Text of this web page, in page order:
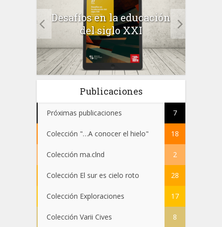
Desafíos en la educación
del siglo XXI
Publicaciones
Próximas publicaciones 7
Colección "…A conocer el hielo" 18
Colección ma.clnd 2
Colección El sur es cielo roto 28
Colección Exploraciones 17
Colección Varii Cives 8